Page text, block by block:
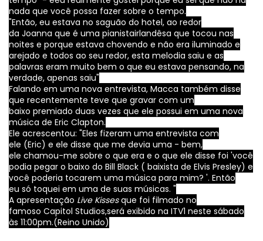
nada que você possa fazer sobre o tempo.
"Então, eu estava no saguão do hotel, ao redor
da Joanna que é uma pianistairlandêsa que tocou nas
noites e porque estava chovendo e não era iluminado e
arejado e todos ao seu redor, esta melodia saiu e as
palavras eram muito bem o que eu estava pensando, na
verdade, apenas saiu"
Falando em uma nova entrevista, Macca também disse
que recentemente teve que gravar com um
baixo premiado duas vezes que ele possui em uma nova
música de Eric Clapton.
Ele acrescentou: "Eles fizeram uma entrevista com
ele (Eric) e ele disse que me devia uma - bem,
ele chamou-me sobre o que era e o que ele disse foi 'você
podia pegar o baixo do Bill Black ( baixista de Elvis Presley) e
você poderia tocarem uma música para mim? '. Então
eu só toquei em uma de suas músicas. "
A apresentação Live Kissesque foi filmado no
famoso Capitol Studios,será exibido na ITV1 neste sábado
às 11:00pm.(Reino Unido)